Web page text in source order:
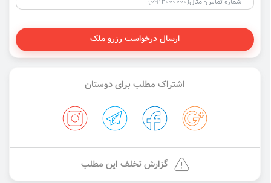
ارسال درخواست رزرو ملک
اشتراک مطلب برای دوستان
گزارش تخلف این مطلب